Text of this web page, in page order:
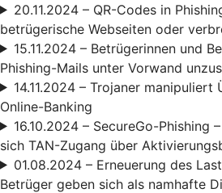
20.11.2024 – QR-Codes in
betrügerische Webseiten oder
15.11.2024 – Betrügerinnen und
Phishing-Mails unter Vorwand
14.11.2024 – Trojaner manipuliert
Online-Banking
16.10.2024 – SecureGo-Phishing
sich TAN-Zugang über
01.08.2024 – Erneuerung des
Betrüger geben sich als namhafte